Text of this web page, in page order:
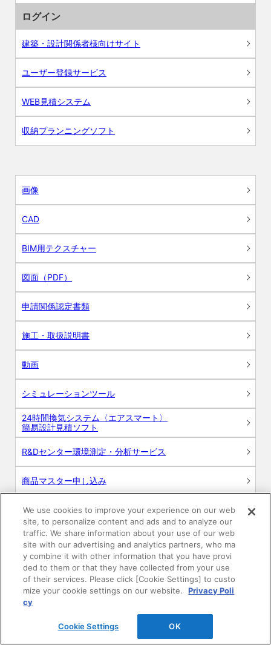
ログイン
建築・設計関係者様向けサイト
ユーザー登録サービス
WEB見積システム
収納プランニングソフト
画像
CAD
BIM用テクスチャー
図面（PDF）
申請関係認定書類
施工・取扱説明書
動画
シミュレーションツール
24時間換気システム〈エアスマート〉
簡易設計見積ソフト
R&Dセンター環境測定・分析サービス
商品マスター申し込み
電子公告 このWEBサイトについて
SNSコミュニティガイドライン サイトマップ
We use cookies to improve your experience on our web
site, to personalize content and ads and to analyze our
traffic. We share information about your use of our web
site with our advertising and analytics partners, who ma
y combine it with other information that you have provi
ded to them or that they have collected from your use
of their services. Please click [Cookie Settings] to custo
mize your cookie settings on our website.
Privacy Poli
cy
Cookie Settings OK